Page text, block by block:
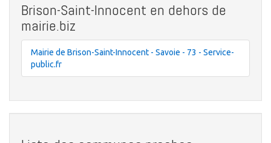
Brison-Saint-Innocent en dehors de
mairie.biz
Mairie de Brison-Saint-Innocent - Savoie - 73 - Service-
public.fr